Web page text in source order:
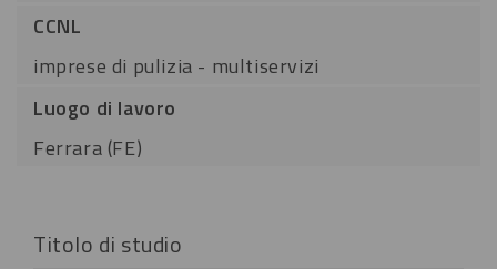
CCNL
imprese di pulizia - multiservizi
Luogo di lavoro
Ferrara (FE)
Titolo di studio